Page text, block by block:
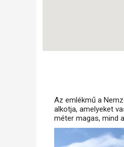
Az emlékmű a
alkotja, amelyeket
méter magas, mind